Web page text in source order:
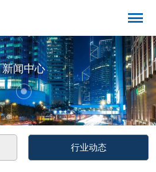
新闻中心
行业动态